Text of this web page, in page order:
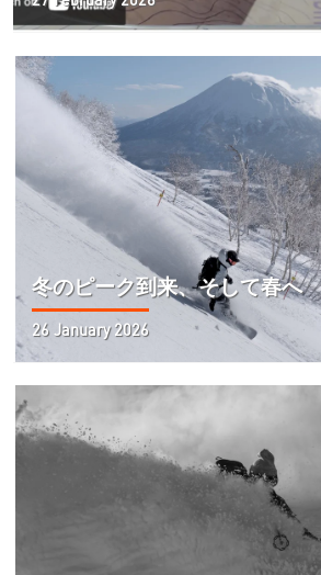
冬のピーク到来、そして春へ
26 January 2026